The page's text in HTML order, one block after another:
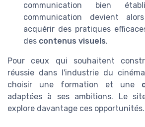
communication bien
communication devient
acquérir des pratiques
des contenus visuels.
Pour ceux qui souhaitent
réussie dans l'industrie du
choisir une formation et une
adaptées à ses ambitions. Le
explore davantage ces opportunités.